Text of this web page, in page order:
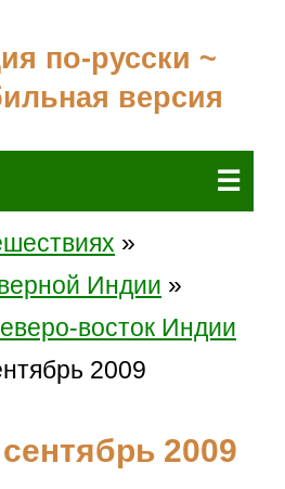
по-русски ~
версия
☰
»
Индии »
восток Индии
2009
2009